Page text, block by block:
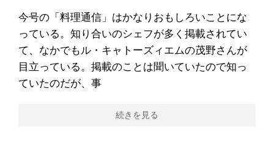
今号の「料理通信」はかなりおもしろいことにな
っている。知り合いのシェフが多く掲載されてい
て、なかでもル・キャトーズィエムの茂野さんが
目立っている。掲載のことは聞いていたので知っ
ていたのだが、事
続きを見る